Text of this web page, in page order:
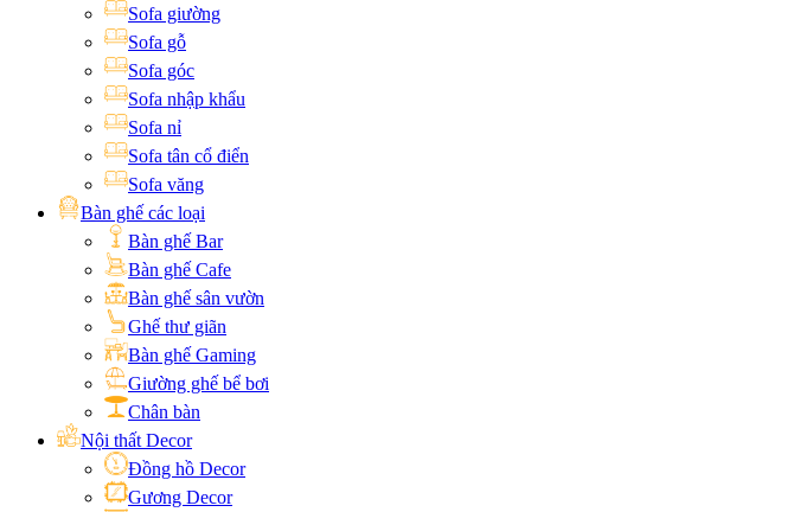
Sofa giường
Sofa gỗ
Sofa góc
Sofa nhập khẩu
Sofa nỉ
Sofa tân cổ điển
Sofa văng
Bàn ghế các loại
Bàn ghế Bar
Bàn ghế Cafe
Bàn ghế sân vườn
Ghế thư giãn
Bàn ghế Gaming
Giường ghế bể bơi
Chân bàn
Nội thất Decor
Đồng hồ Decor
Gương Decor